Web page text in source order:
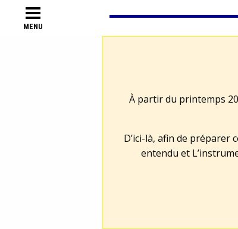
MENU
À partir du printemps
D’ici-là, afin de préparer
entendu et